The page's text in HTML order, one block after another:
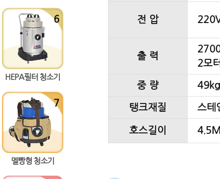
HEPA필터 청소기
멜빵형 청소기
전 압
출 력
2모
중 량 49kg
탱크재질 스테
호스길이